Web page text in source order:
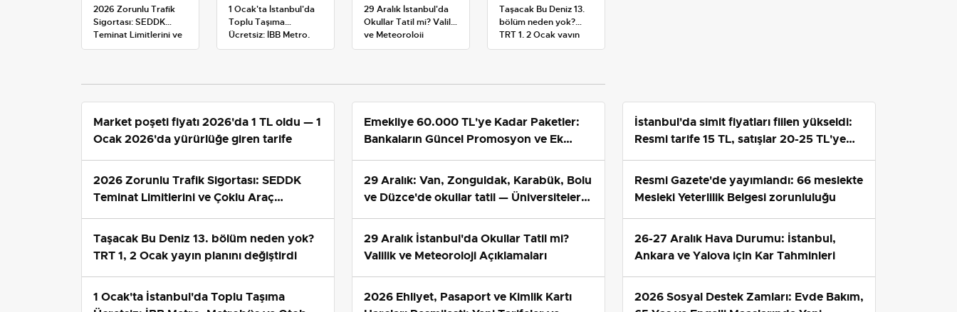
2026 Zorunlu Trafik
Sigortası: SEDDK
Teminat Limitlerini ve
Çoklu Araç Tarifesini
1 Ocak'ta İstanbul'da
Toplu Taşıma
Ücretsiz: İBB Metro,
Metrobüs ve Otobüs
29 Aralık İstanbul'da
Okullar Tatil mi? Valilik
ve Meteoroloji
Açıklamaları
Taşacak Bu Deniz 13.
bölüm neden yok?
TRT 1, 2 Ocak yayın
planını değiştirdi
Market poşeti fiyatı 2026'da 1 TL oldu — 1
Ocak 2026'da yürürlüğe giren tarife
2026 Zorunlu Trafik Sigortası: SEDDK
Teminat Limitlerini ve Çoklu Araç
Taşacak Bu Deniz 13. bölüm neden yok?
TRT 1, 2 Ocak yayın planını değiştirdi
1 Ocak'ta İstanbul'da Toplu Taşıma
Emekliye 60.000 TL'ye Kadar Paketler:
Bankaların Güncel Promosyon ve Ek
29 Aralık: Van, Zonguldak, Karabük, Bolu
ve Düzce'de okullar tatil — Üniversiteler
29 Aralık İstanbul'da Okullar Tatil mi?
Valilik ve Meteoroloji Açıklamaları
2026 Ehliyet, Pasaport ve Kimlik Kartı
İstanbul'da simit fiyatları fiilen yükseldi:
Resmi tarife 15 TL, satışlar 20-25 TL'ye
Resmi Gazete'de yayımlandı: 66 meslekte
Mesleki Yeterlilik Belgesi zorunluluğu
26-27 Aralık Hava Durumu: İstanbul,
Ankara ve Yalova için Kar Tahminleri
2026 Sosyal Destek Zamları: Evde Bakım,